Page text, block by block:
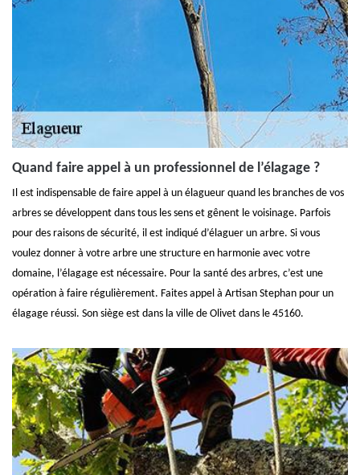
Quand faire appel à un professionnel de l’élagage ?
Il est indispensable de faire appel à un élagueur quand les branches de vos
arbres se développent dans tous les sens et gênent le voisinage. Parfois
pour des raisons de sécurité, il est indiqué d’élaguer un arbre. Si vous
voulez donner à votre arbre une structure en harmonie avec votre
domaine, l’élagage est nécessaire. Pour la santé des arbres, c’est une
opération à faire régulièrement. Faites appel à Artisan Stephan pour un
élagage réussi. Son siège est dans la ville de Olivet dans le 45160.